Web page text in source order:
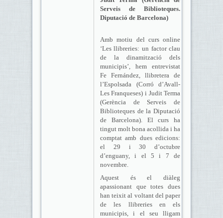
Serveis de Biblioteques.
Diputació de Barcelona)
Amb motiu del curs online
‘Les llibreries: un factor clau
de la dinamització dels
municipis’, hem entrevistat
Fe Fernández, llibretera de
l’Espolsada (Corró d’Avall-
Les Franqueses) i Judit Terma
(Gerència de Serveis de
Biblioteques de la Diputació
de Barcelona). El curs ha
tingut molt bona acollida i ha
comptat amb dues edicions:
el 29 i 30 d’octubre
d’enguany, i el 5 i 7 de
novembre.
Aquest és el diàleg
apassionant que totes dues
han teixit al voltant del paper
de les llibreries en els
municipis, i el seu lligam